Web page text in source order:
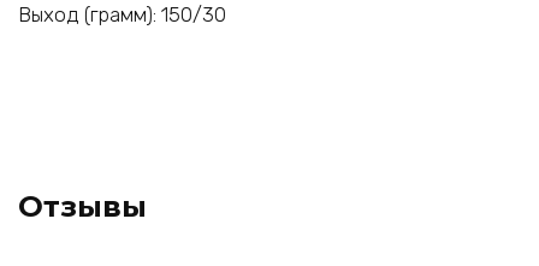
Выход (грамм): 150/30
Отзывы